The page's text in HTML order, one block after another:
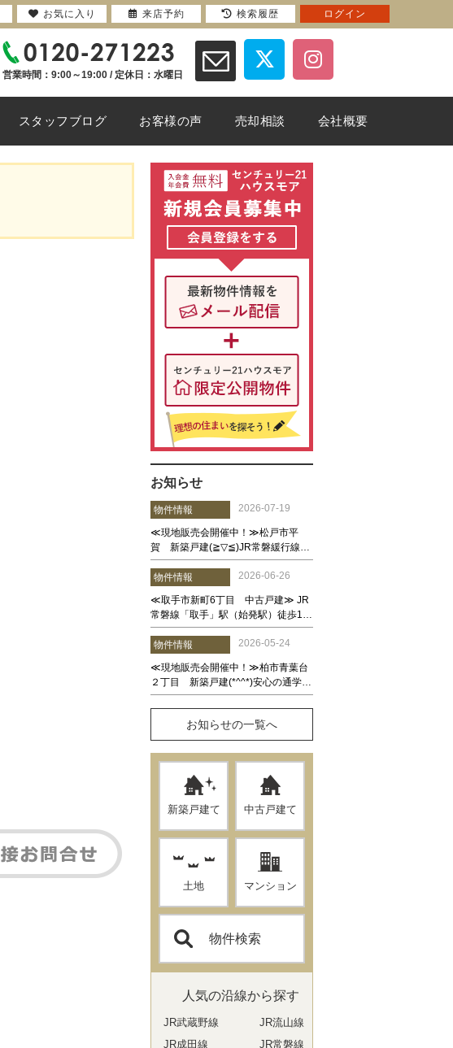
営業時間：9:00～19:00 / 定休日：水曜日
スタッフブログ お客様の声 売却相談 会社概要
お知らせ
お知らせの一覧へ
新築戸建て 中古戸建て
土地 マンション
物件検索
人気の沿線から探す
JR武蔵野線
JR流山線
JR成田線
JR常磐線
お気に入り 来店予約 検索履歴 ログイン